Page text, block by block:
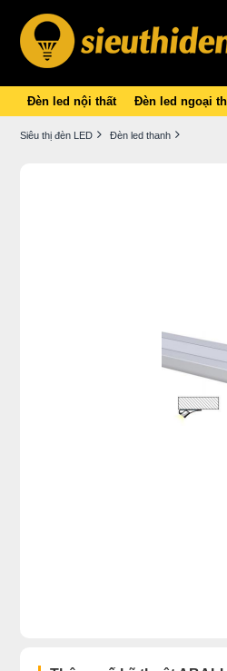
Đèn led nội thất Đèn led ngoại
Siêu thị đèn LED Đèn led thanh